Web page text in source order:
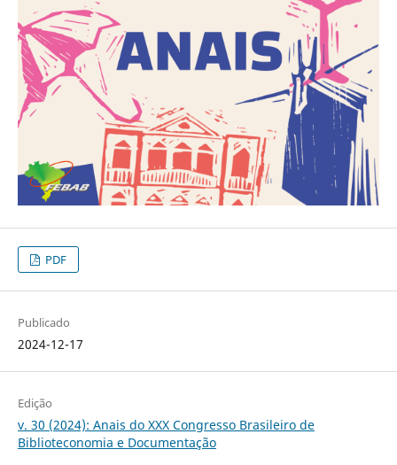
PDF
Publicado
2024-12-17
Edição
v. 30 (2024): Anais do XXX Congresso Brasileiro de
Biblioteconomia e Documentação